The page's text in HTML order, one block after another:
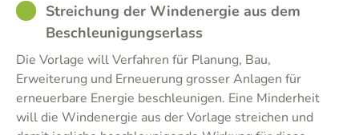
GOODStreichung der Windenergie aus dem
Beschleunigungserlass
Die Vorlage will Verfahren für Planung, Bau,
Erweiterung und Erneuerung grosser Anlagen für
erneuerbare Energie beschleunigen. Eine Minderheit
will die Windenergie aus der Vorlage streichen und